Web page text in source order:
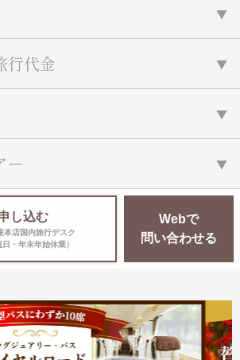
てみたい遺跡
ズ
音楽鑑賞
イド・講師同行の旅
ミエール（エールフランス
行代金
ー
し込む
本店国内旅行デスク
・年末年始休業）
Webで
問い合わせる